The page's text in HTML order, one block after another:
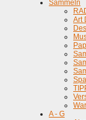
Sammeln
Art
A - G